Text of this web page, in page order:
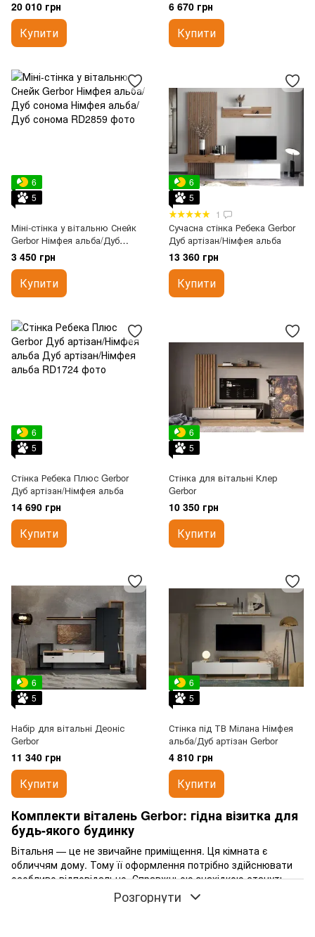
20 010 грн
Купити
6 670 грн
Купити
6
5
Міні-стінка у вітальню Снейк
Gerbor Німфея альба/Дуб
сонома
3 450 грн
Купити
6
5
1
Сучасна стінка Ребека Gerbor
Дуб артізан/Німфея альба
13 360 грн
Купити
6
5
Стінка Ребека Плюс Gerbor
Дуб артізан/Німфея альба
14 690 грн
Купити
6
5
Стінка для вітальні Клер
Gerbor
10 350 грн
Купити
6
5
Набір для вітальні Деоніс
Gerbor
11 340 грн
Купити
6
5
Стінка під ТВ Мілана Німфея
альба/Дуб артізан Gerbor
4 810 грн
Купити
Комплекти віталень Gerbor: гідна візитка для
будь-якого будинку
Вітальня — це не звичайне приміщення. Ця кімната є
обличчям дому. Тому її оформлення потрібно здійснювати
особливо відповідально. Справжньою знахідкою стануть
комплекти віталень Gerbor. Купити в Україні
магазин їх можна для великої і маленької кімнати даного
Розгорнути